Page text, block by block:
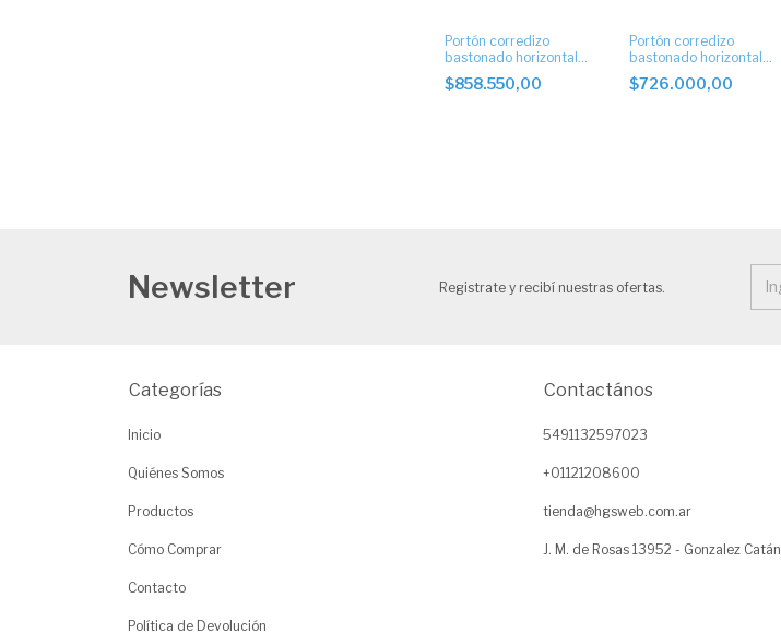
Portón corredizo
bastonado horizontal
con puerta lateral.
$858.550,00
Portón corredizo
bastonado horizontal
ciego.
$726.000,00
Newsletter Registrate y recibí nuestras ofertas.
Categorías
Inicio
Quiénes Somos
Productos
Cómo Comprar
Contacto
Política de Devolución
Contactános
5491132597023
+01121208600
tienda@hgsweb.com.ar
J. M. de Rosas 13952 - Gonzalez Catán